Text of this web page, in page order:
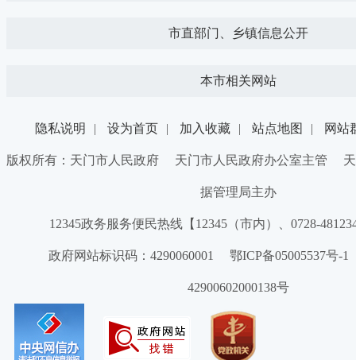
市直部门、乡镇信息公开
本市相关网站
隐私说明 | 设为首页 | 加入收藏 | 站点地图 | 网站
版权所有：天门市人民政府 天门市人民政府办公室主管 天
据管理局主办
12345政务服务便民热线【12345（市内）、0728-
政府网站标识码：4290060001 鄂ICP备05005537号
42900602000138号